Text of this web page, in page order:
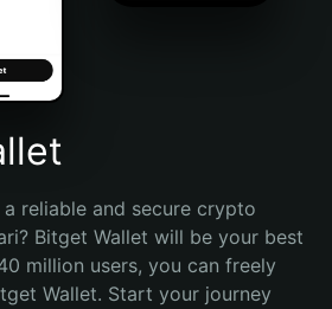
reliable and secure crypto
Bitget Wallet will be your best
million users, you can freely
Wallet. Start your journey